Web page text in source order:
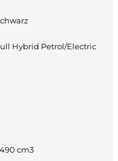
Hybrid Petrol/Electric
cm3